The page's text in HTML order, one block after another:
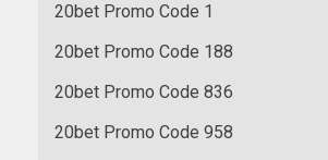
20bet Promo Code 1
20bet Promo Code 188
20bet Promo Code 836
20bet Promo Code 958